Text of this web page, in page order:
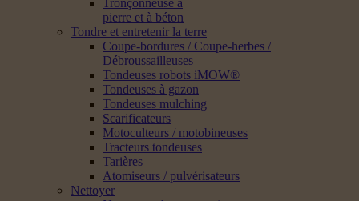
Tronçonneuse à
pierre et à béton
Tondre et entretenir la terre
Coupe-bordures / Coupe-herbes /
Débroussailleuses
Tondeuses robots iMOW®
Tondeuses à gazon
Tondeuses mulching
Scarificateurs
Motoculteurs / motobineuses
Tracteurs tondeuses
Tarières
Atomiseurs / pulvérisateurs
Nettoyer